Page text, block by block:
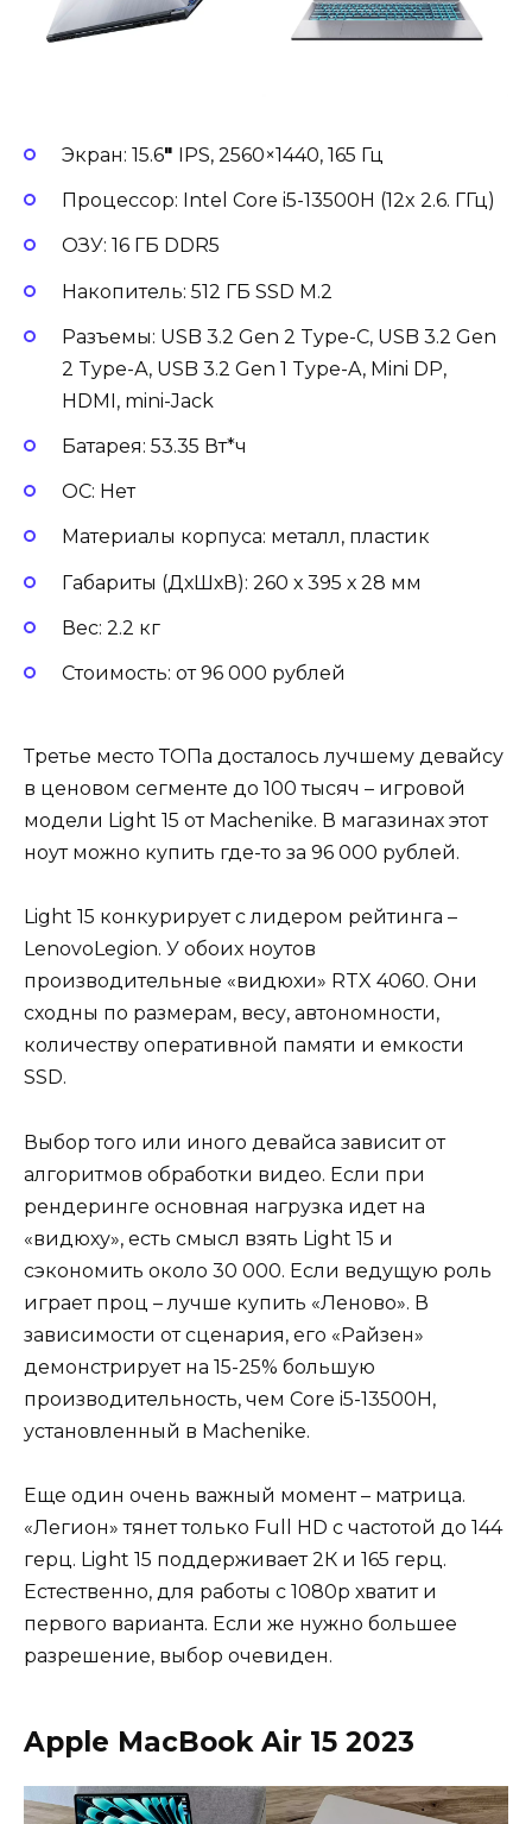
Экран: 15.6″ IPS, 2560×1440, 165 Гц
Процессор: Intel Core i5-13500H (12x 2.6. ГГц)
ОЗУ: 16 ГБ DDR5
Накопитель: 512 ГБ SSD M.2
Разъемы: USB 3.2 Gen 2 Type-С, USB 3.2 Gen
2 Type-А, USB 3.2 Gen 1 Type-A, Mini DP,
HDMI, mini-Jack
Батарея: 53.35 Вт*ч
ОС: Нет
Материалы корпуса: металл, пластик
Габариты (ДхШхВ): 260 х 395 х 28 мм
Вес: 2.2 кг
Стоимость: от 96 000 рублей
Третье место ТОПа досталось лучшему девайсу
в ценовом сегменте до 100 тысяч – игровой
модели Light 15 от Machenike. В магазинах этот
ноут можно купить где-то за 96 000 рублей.
Light 15 конкурирует с лидером рейтинга –
LenovoLegion. У обоих ноутов
производительные «видюхи» RTX 4060. Они
сходны по размерам, весу, автономности,
количеству оперативной памяти и емкости
SSD.
Выбор того или иного девайса зависит от
алгоритмов обработки видео. Если при
рендеринге основная нагрузка идет на
«видюху», есть смысл взять Light 15 и
сэкономить около 30 000. Если ведущую роль
играет проц – лучше купить «Леново». В
зависимости от сценария, его «Райзен»
демонстрирует на 15-25% большую
производительность, чем Core i5-13500H,
установленный в Machenike.
Еще один очень важный момент – матрица.
«Легион» тянет только Full HD с частотой до 144
герц. Light 15 поддерживает 2К и 165 герц.
Естественно, для работы с 1080р хватит и
первого варианта. Если же нужно большее
разрешение, выбор очевиден.
Apple MacBook Air 15 2023